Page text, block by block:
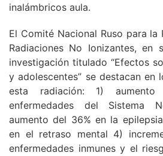
inalámbricos aula.
El Comité Nacional Ruso para
Radiaciones No Ionizantes,
investigación titulado “Efectos
y adolescentes” se destacan en
esta radiación: 1)
enfermedades del Sistema
aumento del 36% en la
en el retraso mental 4)
enfermedades inmunes y el